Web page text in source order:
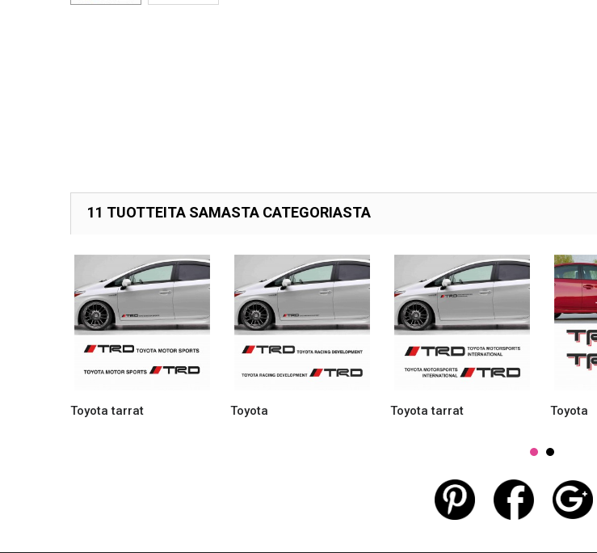
11 TUOTTEITA SAMASTA CATEGORIASTA
Toyota tarrat Toyota Toyota tarrat Toyota